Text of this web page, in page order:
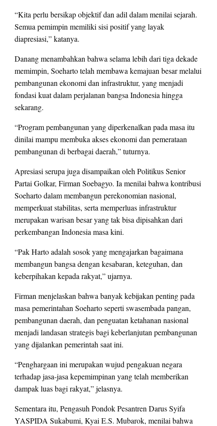
“Kita perlu bersikap objektif dan adil dalam menilai sejarah.
Semua pemimpin memiliki sisi positif yang layak
diapresiasi,” katanya.
Danang menambahkan bahwa selama lebih dari tiga dekade
memimpin, Soeharto telah membawa kemajuan besar melalui
pembangunan ekonomi dan infrastruktur, yang menjadi
fondasi kuat dalam perjalanan bangsa Indonesia hingga
sekarang.
“Program pembangunan yang diperkenalkan pada masa itu
dinilai mampu membuka akses ekonomi dan pemerataan
pembangunan di berbagai daerah,” tuturnya.
Apresiasi serupa juga disampaikan oleh Politikus Senior
Partai Golkar, Firman Soebagyo. Ia menilai bahwa kontribusi
Soeharto dalam membangun perekonomian nasional,
memperkuat stabilitas, serta memperluas infrastruktur
merupakan warisan besar yang tak bisa dipisahkan dari
perkembangan Indonesia masa kini.
“Pak Harto adalah sosok yang mengajarkan bagaimana
membangun bangsa dengan kesabaran, keteguhan, dan
keberpihakan kepada rakyat,” ujarnya.
Firman menjelaskan bahwa banyak kebijakan penting pada
masa pemerintahan Soeharto seperti swasembada pangan,
pembangunan daerah, dan penguatan ketahanan nasional
menjadi landasan strategis bagi keberlanjutan pembangunan
yang dijalankan pemerintah saat ini.
“Penghargaan ini merupakan wujud pengakuan negara
terhadap jasa-jasa kepemimpinan yang telah memberikan
dampak luas bagi rakyat,” jelasnya.
Sementara itu, Pengasuh Pondok Pesantren Darus Syifa
YASPIDA Sukabumi, Kyai E.S. Mubarok, menilai bahwa